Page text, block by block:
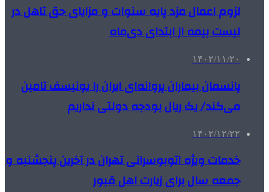
لزوم اعمال مزد پایه سنوات و مزایای حق تاهل در
لیست بیمه از ابتدای دی‌ماه
۱۴۰۲/۱۱/۲۰
پانسمان بیماران پروانه‌ای ایران را یونیسف تامین
می‌کند/ یک ریال بودجه دولتی نداریم
۱۴۰۲/۱۲/۲۲
خدمات ویژه اتوبوسرانی تهران در آخرین پنجشنبه و
جمعه سال برای زیارت اهل قبور